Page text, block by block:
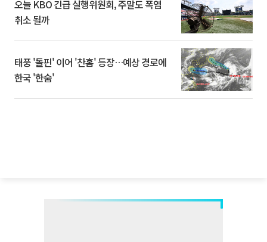
오늘 KBO 긴급 실행위원회, 주말도 폭염
취소 될까
태풍 '돌핀' 이어 '찬홈' 등장…예상 경로에
한국 '한숨'